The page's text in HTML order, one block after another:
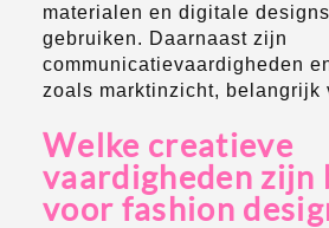
materialen en digitale
gebruiken. Daarnaast zijn
communicatievaardigheden
zoals marktinzicht, belangrijk
Welke creatieve
vaardigheden zijn
voor fashion